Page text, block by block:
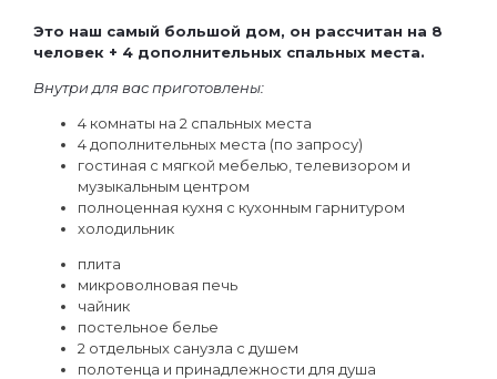
Это наш самый большой дом, он рассчитан на 8
человек + 4 дополнительных спальных места.
Внутри для вас приготовлены:
4 комнаты на 2 спальных места
4 дополнительных места (по запросу)
гостиная с мягкой мебелью, телевизором и
музыкальным центром
полноценная кухня с кухонным гарнитуром
холодильник
плита
микроволновая печь
чайник
постельное белье
2 отдельных санузла с душем
полотенца и принадлежности для душа